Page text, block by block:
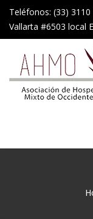
Teléfonos: (33)
Vallarta #6503 local